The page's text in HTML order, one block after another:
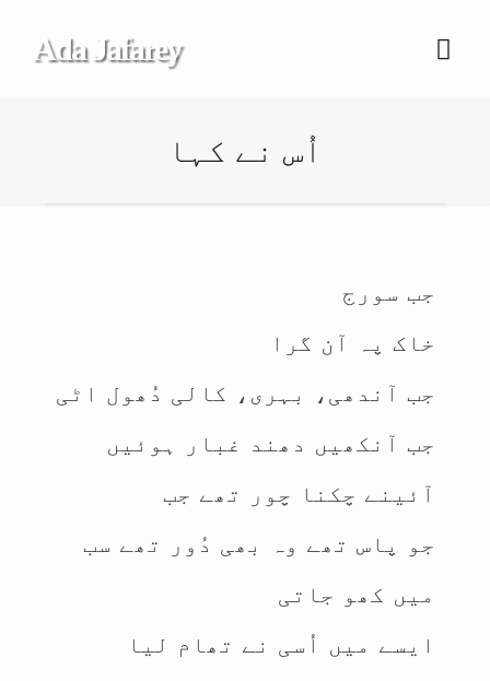
Ada Jafarey
اُس نے کہا
جب سورج
خاک پہ آن گرا
جب آندھی، بہری، کالی دُھول اٹی
جب آنکھیں دھند غبار ہوئیں
آئینے چکنا چور تھے جب
جو پاس تھے وہ بھی دُور تھے سب
میں کھو جاتی
ایسے میں اُسی نے تھام لیا